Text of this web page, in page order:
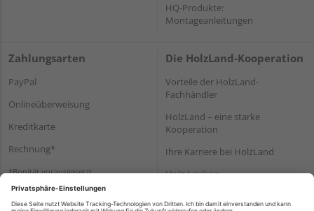
HQ-Produkte:
Montageanleitungen
Zahlungsarten
PayPal
Onlineüberweisung
Kreditkarte
Rechnung*
*Bonität vorausgesetzt
Die HolzLand-Kooperation
Vorteile der HolzLand-
Fachhändler
HolzLand – eine starke
Kooperation
Ihre Karriere bei HolzLand
Holz-Lexikon